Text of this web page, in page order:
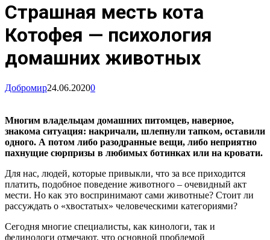
Страшная месть кота
Котофея — психология
домашних животных
Добромир24.06.20200
Многим владельцам домашних питомцев, наверное,
знакома ситуация: накричали, шлепнули тапком, оставили
одного. А потом либо разодранные вещи, либо неприятно
пахнущие сюрпризы в любимых ботинках или на кровати.
Для нас, людей, которые привыкли, что за все приходится
платить, подобное поведение животного – очевидный акт
мести. Но как это воспринимают сами животные? Стоит ли
рассуждать о «хвостатых» человеческими категориями?
Сегодня многие специалисты, как кинологи, так и
фелинологи отмечают, что основной проблемой